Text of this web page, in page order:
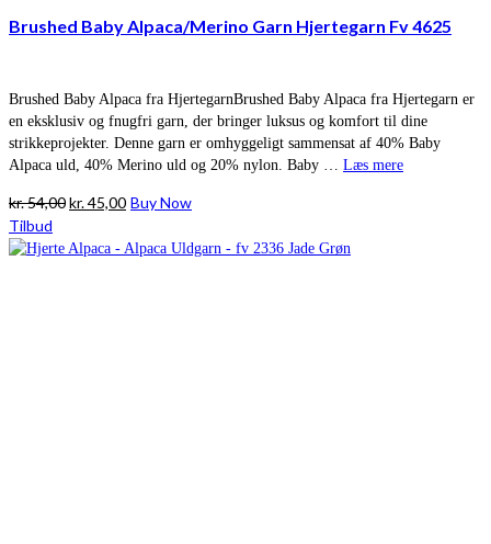
Brushed Baby Alpaca/Merino Garn Hjertegarn Fv 4625
Brushed Baby Alpaca fra HjertegarnBrushed Baby Alpaca fra Hjertegarn er
en eksklusiv og fnugfri garn, der bringer luksus og komfort til dine
strikkeprojekter. Denne garn er omhyggeligt sammensat af 40% Baby
Alpaca uld, 40% Merino uld og 20% nylon. Baby … Læs mere
kr.54,00Den
pris
kr.45,00Den
pris
Buy Now
Tilbud